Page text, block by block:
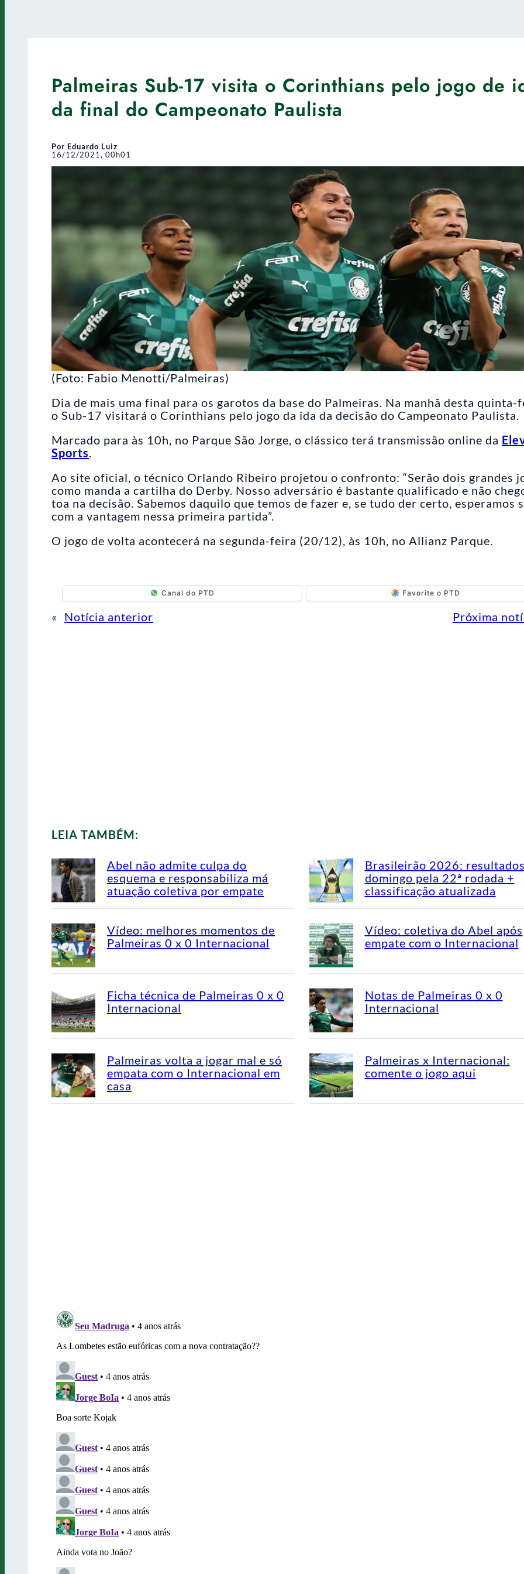
Palmeiras Sub-17 visita o Corinthians pelo jogo de
da final do Campeonato Paulista
Por Eduardo Luiz
16/12/2021, 00h01
(Foto: Fabio Menotti/Palmeiras)
Dia de mais uma final para os garotos da base do Palmeiras. Na manhã desta quinta-
o Sub-17 visitará o Corinthians pelo jogo da ida da decisão do Campeonato Paulista.
Marcado para às 10h, no Parque São Jorge, o clássico terá transmissão online da
Sports.
Ao site oficial, o técnico Orlando Ribeiro projetou o confronto: “Serão dois grandes
como manda a cartilha do Derby. Nosso adversário é bastante qualificado e não
toa na decisão. Sabemos daquilo que temos de fazer e, se tudo der certo, esperamos
com a vantagem nessa primeira partida”.
O jogo de volta acontecerá na segunda-feira (20/12), às 10h, no Allianz Parque.
Canal do PTD Favorite o PTD
« Notícia anterior Próxima
LEIA TAMBÉM:
Abel não admite culpa do
esquema e responsabiliza má
atuação coletiva por empate
Brasileirão 2026:
domingo pela 22ª rodada +
classificação atualizada
Vídeo: melhores momentos de
Palmeiras 0 x 0 Internacional
Vídeo: coletiva do Abel após
empate com o Internacional
Ficha técnica de Palmeiras 0 x 0
Internacional
Notas de Palmeiras 0 x 0
Internacional
Palmeiras volta a jogar mal e só
empata com o Internacional em
casa
Palmeiras x Internacional:
comente o jogo aqui